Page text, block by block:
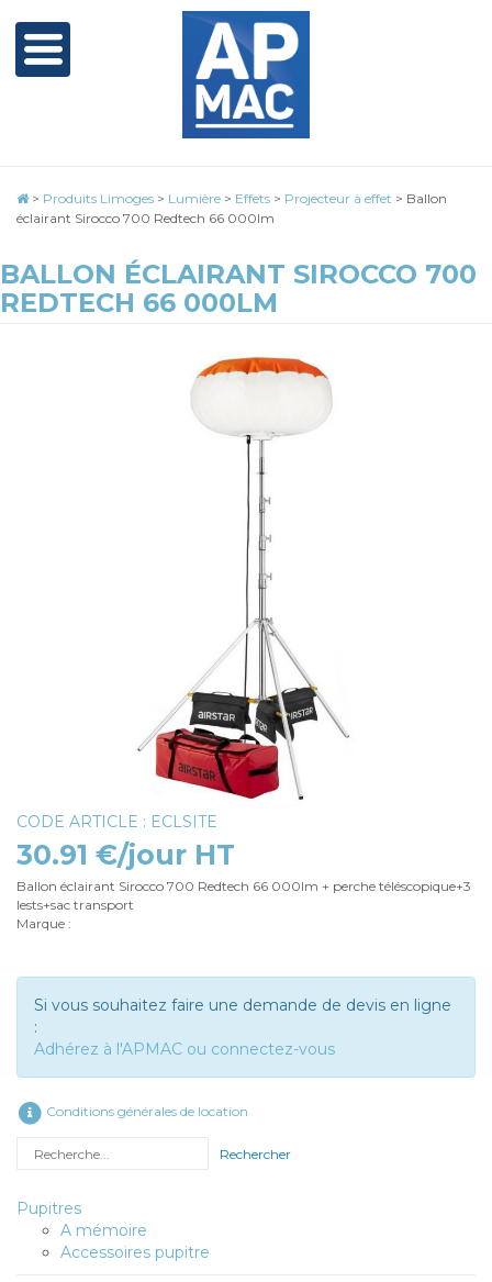
> Produits Limoges > Lumière > Effets > Projecteur à effet > Ballon
éclairant Sirocco 700 Redtech 66 000lm
BALLON ÉCLAIRANT SIROCCO 700
REDTECH 66 000LM
CODE ARTICLE : ECLSITE
30.91 €/jour HT
Ballon éclairant Sirocco 700 Redtech 66 000lm + perche téléscopique+3
lests+sac transport
Marque :
Si vous souhaitez faire une demande de devis en ligne
:
Adhérez à l'APMAC ou connectez-vous
Conditions générales de location
Rechercher
Pupitres
A mémoire
Accessoires pupitre